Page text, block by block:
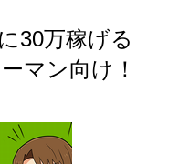
30万稼げる
マン向け！